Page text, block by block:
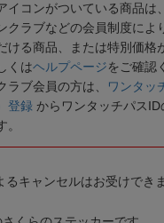
イコンがついている商品は
クラブなどの会員制度によ
ける商品、または特別価格
くはヘルプページをご確認
ラブ会員の方は、
ワンタッ
登録 からワンタッチパスID
キャンセルはお受けできま